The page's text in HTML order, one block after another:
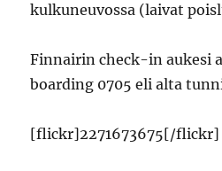
kulkuneuvossa (laivat
Finnairin check-in aukesi
boarding 0705 eli alta
[flickr]2271673675[/flickr]